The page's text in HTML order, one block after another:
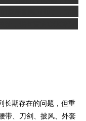
长期存在的问题，但重
带、刀剑、披风、外套